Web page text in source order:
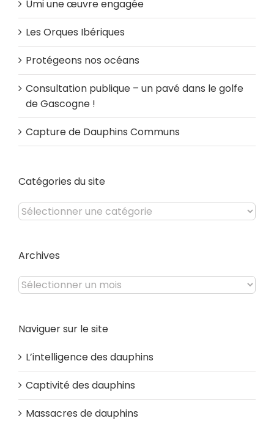
Umi une œuvre engagée
Les Orques Ibériques
Protégeons nos océans
Consultation publique – un pavé dans le golfe
de Gascogne !
Capture de Dauphins Communs
Catégories du site
Catégories
du
Archives
Archives
Naviguer sur le site
L’intelligence des dauphins
Captivité des dauphins
Massacres de dauphins